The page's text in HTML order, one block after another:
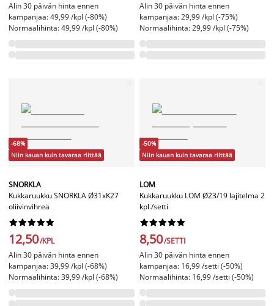
Alin 30 päivän hinta ennen
kampanjaa: 49,99 /kpl (-80%)
Normaalihinta: 49,99 /kpl (-80%)
Alin 30 päivän hinta ennen
kampanjaa: 29,99 /kpl (-75%)
Normaalihinta: 29,99 /kpl (-75%)
-68%
Niin kauan kuin tavaraa riittää
SNORKLA
Kukkaruukku SNORKLA Ø31xK27
oliivinvihreä






12,50/KPL
Alin 30 päivän hinta ennen
kampanjaa: 39,99 /kpl (-68%)
Normaalihinta: 39,99 /kpl (-68%)
-50%
Niin kauan kuin tavaraa riittää
LOM
Kukkaruukku LOM Ø23/19 lajitelma 2
kpl./setti






8,50/SETTI
Alin 30 päivän hinta ennen
kampanjaa: 16,99 /setti (-50%)
Normaalihinta: 16,99 /setti (-50%)